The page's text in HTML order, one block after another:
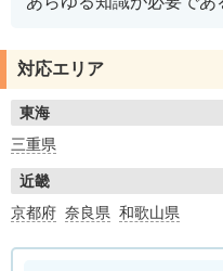
対応エリア
東海
三重県
近畿
京都府 奈良県 和歌山県